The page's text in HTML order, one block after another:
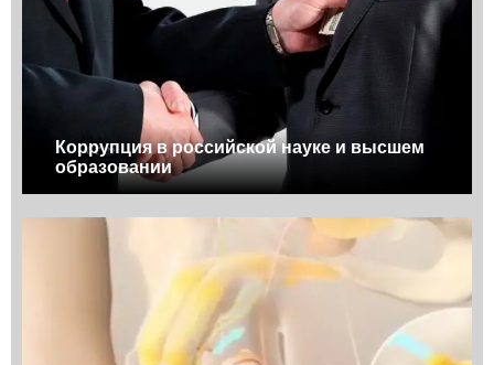
Коррупция в российской науке и высшем
образовании